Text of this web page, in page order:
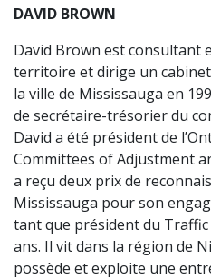
DAVID BROWN
David Brown est consultant
territoire et dirige un
la ville de Mississauga en
de secrétaire-trésorier du
David a été président de
Committees of Adjustment
a reçu deux prix de
Mississauga pour son
tant que président du
ans. Il vit dans la région de
possède et exploite une